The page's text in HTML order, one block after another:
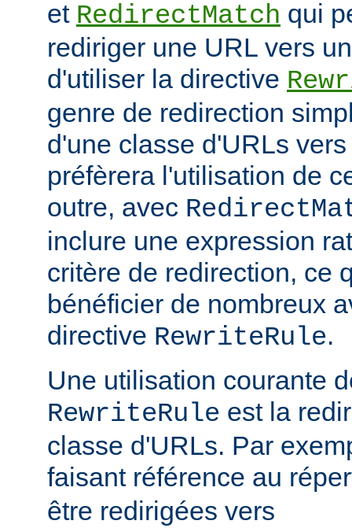
et RedirectMatch qui
rediriger une URL vers
d'utiliser la directive
genre de redirection
d'une classe d'URLs
préfèrera l'utilisation de
outre, avec
inclure une expression
critère de redirection, ce
bénéficier de nombreux
directive RewriteRule.
Une utilisation courante
RewriteRule est la
classe d'URLs. Par
faisant référence au
être redirigées vers